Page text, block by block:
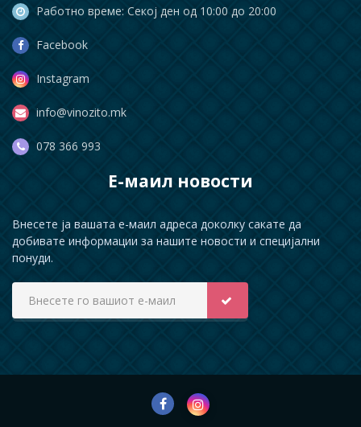
Работно време: Секој ден од 10:00 до 20:00
Facebook
Instagram
info@vinozito.mk
078 366 993
Е-маил новости
Внесете ја вашата е-маил адреса доколку сакате да
добивате информации за нашите новости и специјални
понуди.